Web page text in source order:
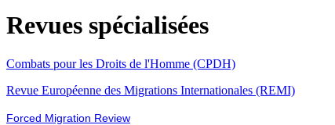
Revues spécialisées
Combats pour les Droits de l'Homme (CPDH)
Revue Européenne des Migrations Internationales (REMI)
Forced Migration Review